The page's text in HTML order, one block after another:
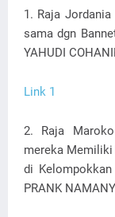
1. Raja
sama dgn
YAHUDI
Link 1
2. Raja
mereka Memiliki
di
PRANK